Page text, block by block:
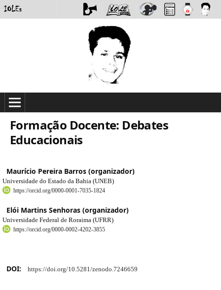
Formação Docente: Debates
Educacionais
Maurício Pereira Barros (organizador)
Universidade do Estado da Bahia (UNEB)
https://orcid.org/0000-0001-7035-1824
Elói Martins Senhoras (organizador)
Universidade Federal de Roraima (UFRR)
https://orcid.org/0000-0002-4202-3855
DOI: https://doi.org/10.5281/zenodo.7246659